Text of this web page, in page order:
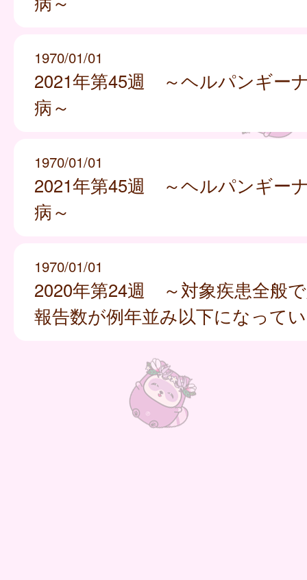
1970/01/01
2021年第45週 ～ヘルパンギー
病～
1970/01/01
2021年第45週 ～ヘルパンギー
病～
1970/01/01
2020年第24週 ～対象疾患全般
報告数が例年並み以下になって